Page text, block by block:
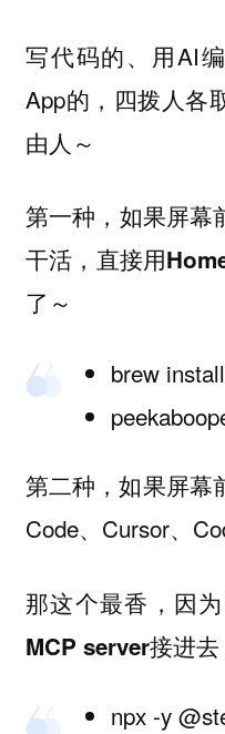
写代码的、用AI
App的，四拨人各
由人～
第一种，如果屏幕
干活，直接用
了～
brew
第二种，如果屏幕
Code、Cursor、
那这个最香，因
MCP server接进去
npx -y